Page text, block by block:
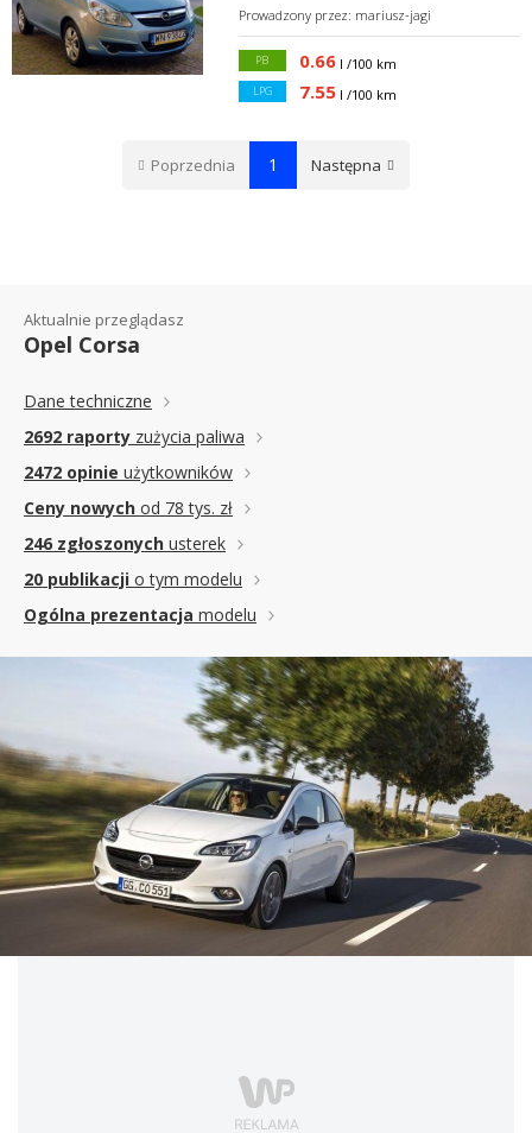
Prowadzony przez: mariusz-jagi
PB 0.66 l /100 km
LPG 7.55 l /100 km
Poprzednia 1 Następna
Aktualnie przeglądasz
Opel Corsa
Dane techniczne
2692 raporty zużycia paliwa
2472 opinie użytkowników
Ceny nowych od 78 tys. zł
246 zgłoszonych usterek
20 publikacji o tym modelu
Ogólna prezentacja modelu